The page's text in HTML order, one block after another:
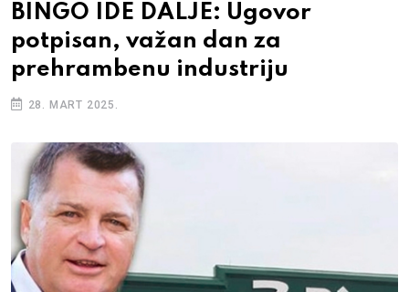
BINGO IDE DALJE: Ugovor
potpisan, važan dan za
prehrambenu industriju
28. MART 2025.